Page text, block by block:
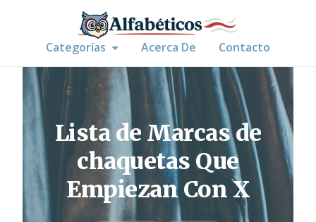
Categorías Acerca De Contacto
Lista de Marcas de
chaquetas Que
Empiezan Con X